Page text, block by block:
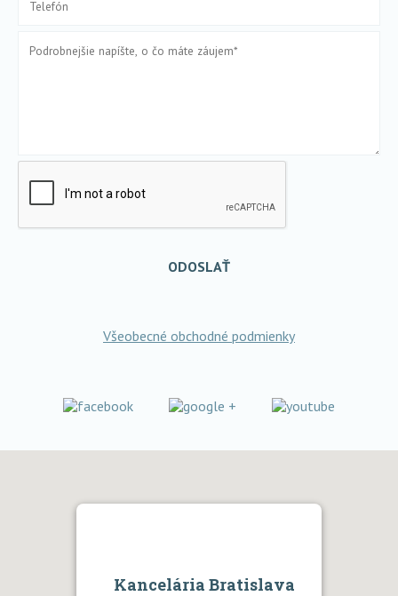
ODOSLAŤ
Všeobecné obchodné podmienky
Kancelária Bratislava